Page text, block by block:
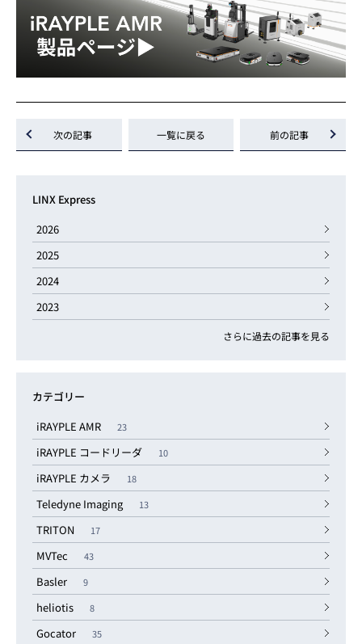
次の記事 一覧に戻る 前の記事
LINX Express
2026
2025
2024
2023
さらに過去の記事を見る
カテゴリー
iRAYPLE AMR
23
iRAYPLE コードリーダ 10
iRAYPLE カメラ 18
Teledyne Imaging 13
TRITON 17
MVTec 43
Basler 9
heliotis 8
Gocator 35